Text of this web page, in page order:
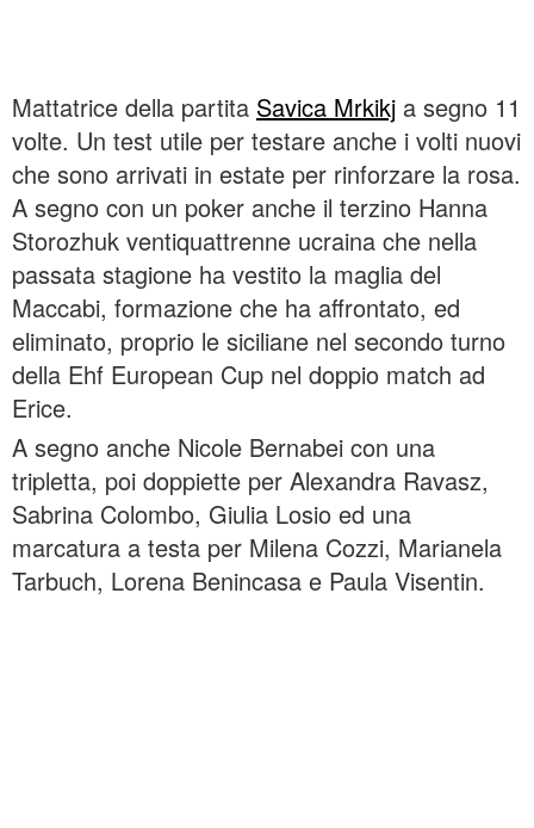
Mattatrice della partita Savica Mrkikj a segno 11
volte. Un test utile per testare anche i volti nuovi
che sono arrivati in estate per rinforzare la rosa.
A segno con un poker anche il terzino Hanna
Storozhuk ventiquattrenne ucraina che nella
passata stagione ha vestito la maglia del
Maccabi, formazione che ha affrontato, ed
eliminato, proprio le siciliane nel secondo turno
della Ehf European Cup nel doppio match ad
Erice.
A segno anche Nicole Bernabei con una
tripletta, poi doppiette per Alexandra Ravasz,
Sabrina Colombo, Giulia Losio ed una
marcatura a testa per Milena Cozzi, Marianela
Tarbuch, Lorena Benincasa e Paula Visentin.